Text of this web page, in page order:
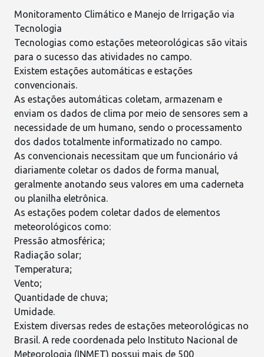
Monitoramento Climático e Manejo de Irrigação via
Tecnologia
Tecnologias como estações meteorológicas são vitais
para o sucesso das atividades no campo.
Existem estações automáticas e estações
convencionais.
As estações automáticas coletam, armazenam e
enviam os dados de clima por meio de sensores sem a
necessidade de um humano, sendo o processamento
dos dados totalmente informatizado no campo.
As convencionais necessitam que um funcionário vá
diariamente coletar os dados de forma manual,
geralmente anotando seus valores em uma caderneta
ou planilha eletrônica.
As estações podem coletar dados de elementos
meteorológicos como:
Pressão atmosférica;
Radiação solar;
Temperatura;
Vento;
Quantidade de chuva;
Umidade.
Existem diversas redes de estações meteorológicas no
Brasil. A rede coordenada pelo Instituto Nacional de
Meteorologia (INMET) possui mais de 500